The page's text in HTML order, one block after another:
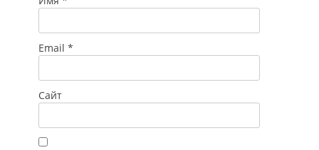
Email *
Сайт